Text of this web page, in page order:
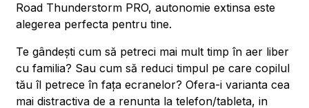
Road Thunderstorm PRO, autonomie extinsa este
alegerea perfecta pentru tine.
Te gândești cum să petreci mai mult timp în aer liber
cu familia? Sau cum să reduci timpul pe care copilul
tău îl petrece în fața ecranelor? Ofera-i varianta cea
mai distractiva de a renunta la telefon/tableta, in